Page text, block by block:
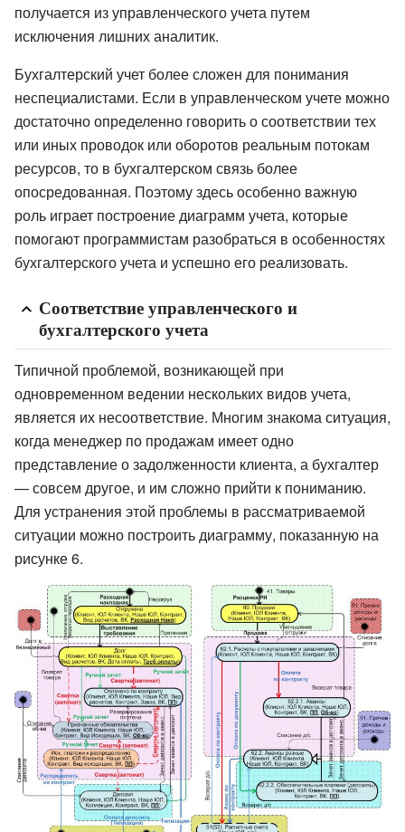
получается из управленческого учета путем
исключения лишних аналитик.
Бухгалтерский учет более сложен для понимания
неспециалистами. Если в управленческом учете можно
достаточно определенно говорить о соответствии тех
или иных проводок или оборотов реальным потокам
ресурсов, то в бухгалтерском связь более
опосредованная. Поэтому здесь особенно важную
роль играет построение диаграмм учета, которые
помогают программистам разобраться в особенностях
бухгалтерского учета и успешно его реализовать.
Соответствие управленческого и
бухгалтерского учета
Типичной проблемой, возникающей при
одновременном ведении нескольких видов учета,
является их несоответствие. Многим знакома ситуация,
когда менеджер по продажам имеет одно
представление о задолженности клиента, а бухгалтер
— совсем другое, и им сложно прийти к пониманию.
Для устранения этой проблемы в рассматриваемой
ситуации можно построить диаграмму, показанную на
рисунке 6.